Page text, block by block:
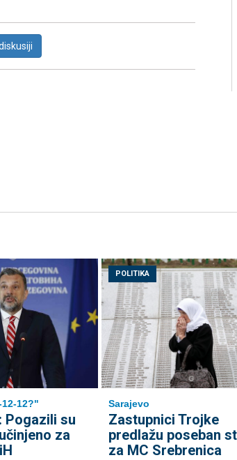
12?"
Pogazili su
za
POLITIKA
Sarajevo
Zastupnici Trojke
predlažu poseban
za MC Srebrenica